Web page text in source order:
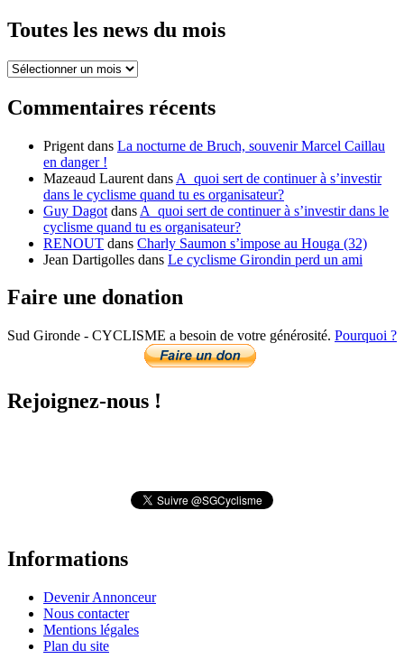
Toutes les news du mois
Toutes
news
du
Commentaires récents
Prigent dans La nocturne de Bruch, souvenir Marcel Caillau
en danger !
Mazeaud Laurent dans A quoi sert de continuer à s’investir
dans le cyclisme quand tu es organisateur?
Guy Dagot dans A quoi sert de continuer à s’investir dans le
cyclisme quand tu es organisateur?
RENOUT dans Charly Saumon s’impose au Houga (32)
Jean Dartigolles dans Le cyclisme Girondin perd un ami
Faire une donation
Sud Gironde - CYCLISME a besoin de votre générosité. Pourquoi ?
Rejoignez-nous !
Informations
Devenir Annonceur
Nous contacter
Mentions légales
Plan du site